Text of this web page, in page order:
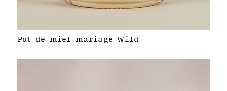
Pot de miel mariage Wild